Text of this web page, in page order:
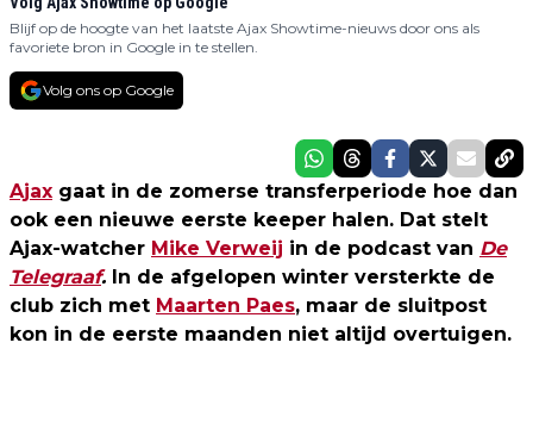
Blijf op de hoogte van het laatste Ajax Showtime-nieuws door ons als
favoriete bron in Google in te stellen.
Volg ons op Google
Ajax gaat in de zomerse transferperiode hoe dan
ook een nieuwe eerste keeper halen. Dat stelt
Ajax-watcher Mike Verweij in de podcast van De
Telegraaf. In de afgelopen winter versterkte de
club zich met Maarten Paes, maar de sluitpost
kon in de eerste maanden niet altijd overtuigen.